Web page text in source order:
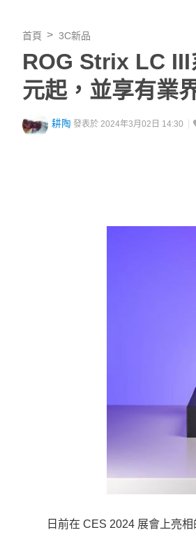
首頁 3C新品
ROG Strix LC III
元起，並享有業
耕陶 發表於 2024年3月02日 14:30
日前在 CES 2024 展會上亮